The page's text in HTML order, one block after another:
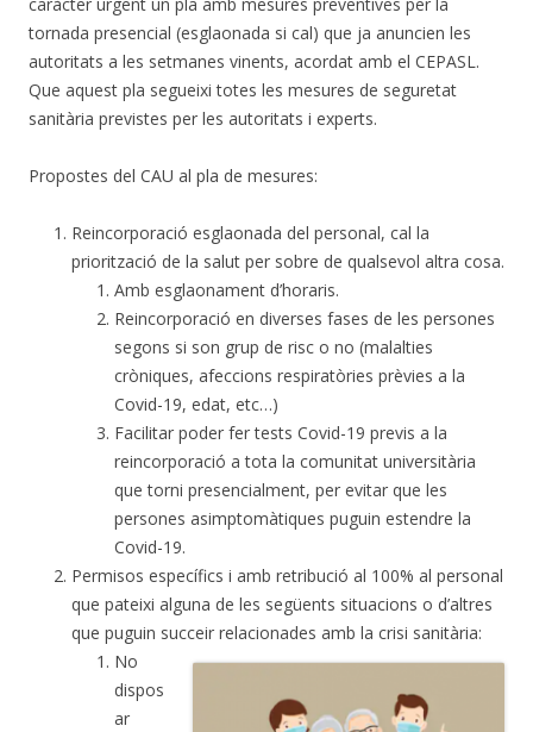
tornada presencial (esglaonada si cal) que ja anuncien les
autoritats a les setmanes vinents, acordat amb el CEPASL.
Que aquest pla segueixi totes les mesures de seguretat
sanitària previstes per les autoritats i experts.
Propostes del CAU al pla de mesures:
Reincorporació esglaonada del personal, cal la
priorització de la salut per sobre de qualsevol altra cosa.
Amb esglaonament d’horaris.
Reincorporació en diverses fases de les persones
segons si son grup de risc o no (malalties
cròniques, afeccions respiratòries prèvies a la
Covid-19, edat, etc…)
Facilitar poder fer tests Covid-19 previs a la
reincorporació a tota la comunitat universitària
que torni presencialment, per evitar que les
persones asimptomàtiques puguin estendre la
Covid-19.
Permisos específics i amb retribució al 100% al personal
que pateixi alguna de les següents situacions o d’altres
que puguin succeir relacionades amb la crisi sanitària:
No
dispos
ar